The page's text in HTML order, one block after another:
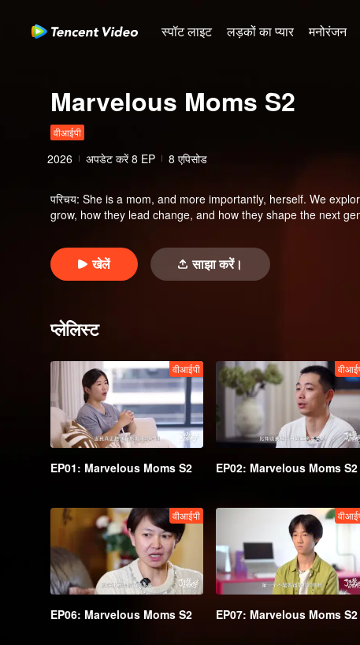
स्पॉट लाइट लड़कों का प्यार मनोरंजन
Marvelous Moms S2
वीआईपी
2026 अपडेट करें 8 EP 8 एपिसोड
परिचय: She is a mom, and more importantly, herself. We
grow, how they lead change, and how they shape the next
खेलें साझा करें।
प्लेलिस्ट
वीआईपी
EP01: Marvelous Moms S2 EP02: Marvelous Moms S2
वीआईपी
EP06: Marvelous Moms S2 EP07: Marvelous Moms S2